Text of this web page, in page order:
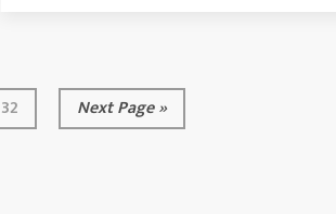
32 Next Page »